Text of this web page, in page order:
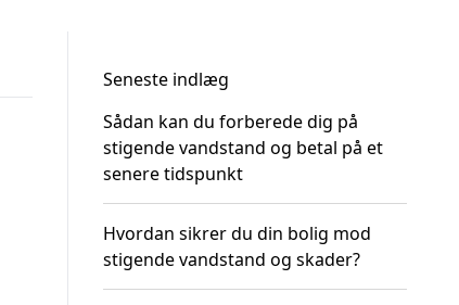
Seneste indlæg
Sådan kan du forberede dig på
stigende vandstand og betal på et
senere tidspunkt
Hvordan sikrer du din bolig mod
stigende vandstand og skader?